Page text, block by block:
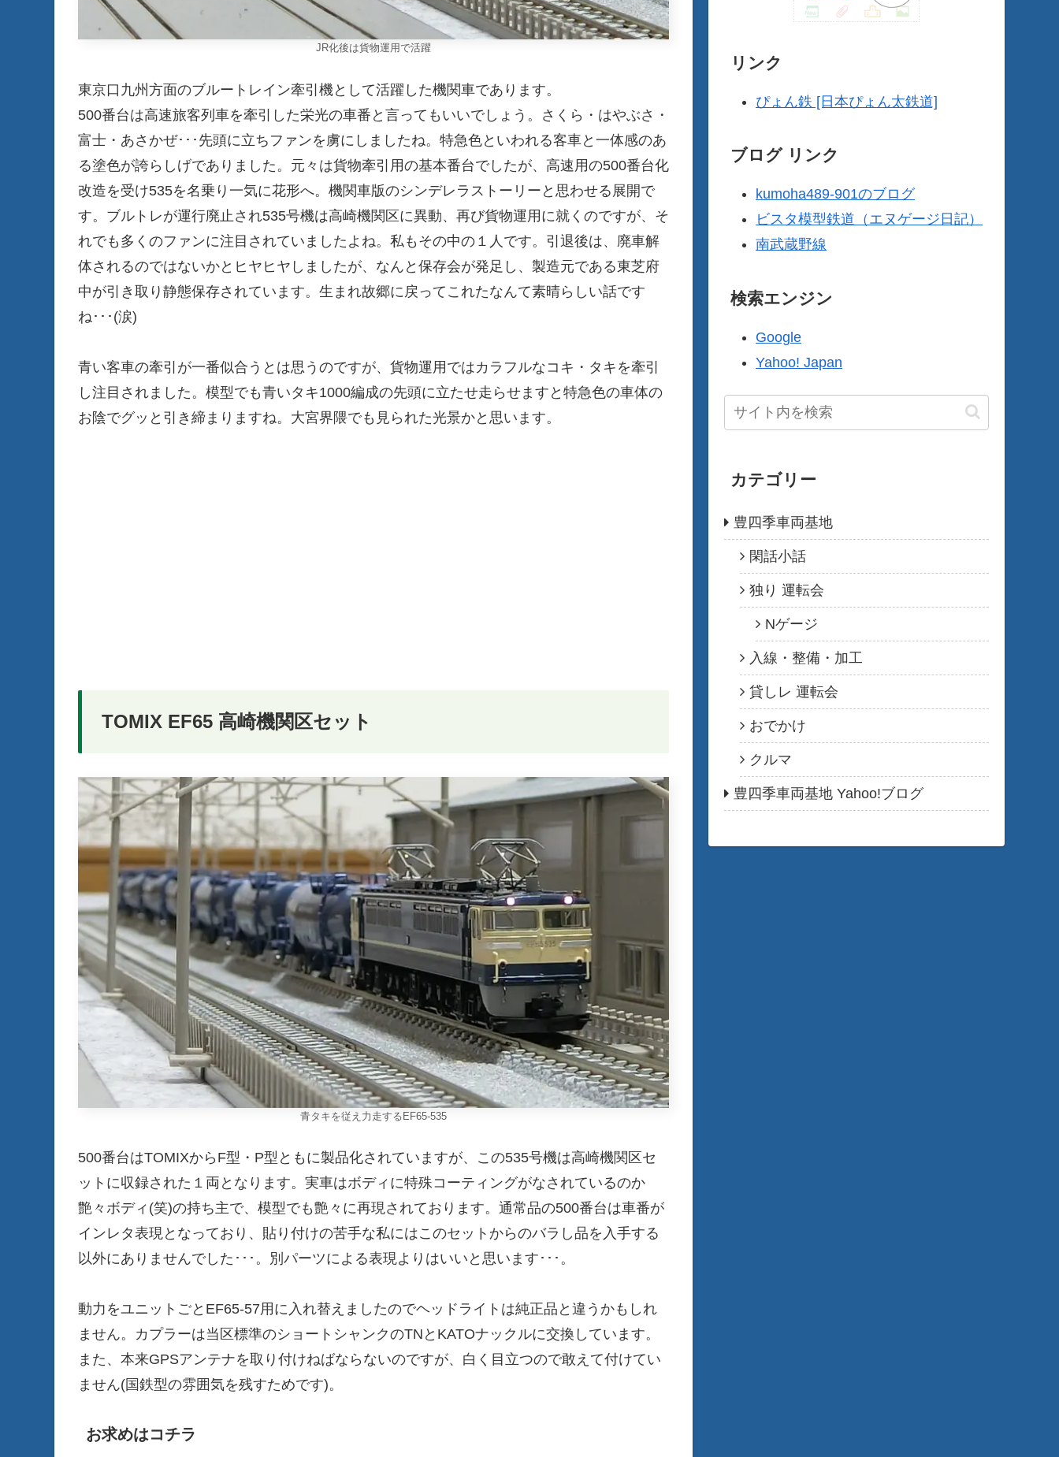
JR化後は貨物運用で活躍
東京口九州方面のブルートレイン牽引機として活躍した機関車であります。
500番台は高速旅客列車を牽引した栄光の車番と言ってもいいでしょう。さくら・はやぶさ・
富士・あさかぜ･･･先頭に立ちファンを虜にしましたね。特急色といわれる客車と一体感のあ
る塗色が誇らしげでありました。元々は貨物牽引用の基本番台でしたが、高速用の500番台化
改造を受け535を名乗り一気に花形へ。機関車版のシンデレラストーリーと思わせる展開で
す。ブルトレが運行廃止され535号機は高崎機関区に異動、再び貨物運用に就くのですが、そ
れでも多くのファンに注目されていましたよね。私もその中の１人です。引退後は、廃車解
体されるのではないかとヒヤヒヤしましたが、なんと保存会が発足し、製造元である東芝府
中が引き取り静態保存されています。生まれ故郷に戻ってこれたなんて素晴らしい話です
ね･･･(涙)
青い客車の牽引が一番似合うとは思うのですが、貨物運用ではカラフルなコキ・タキを牽引
し注目されました。模型でも青いタキ1000編成の先頭に立たせ走らせますと特急色の車体の
お陰でグッと引き締まりますね。大宮界隈でも見られた光景かと思います。
TOMIX EF65 高崎機関区セット
青タキを従え力走するEF65-535
500番台はTOMIXからF型・P型ともに製品化されていますが、この535号機は高崎機関区セ
ットに収録された１両となります。実車はボディに特殊コーティングがなされているのか
艶々ボディ(笑)の持ち主で、模型でも艶々に再現されております。通常品の500番台は車番が
インレタ表現となっており、貼り付けの苦手な私にはこのセットからのバラし品を入手する
以外にありませんでした･･･。別パーツによる表現よりはいいと思います･･･。
動力をユニットごとEF65-57用に入れ替えましたのでヘッドライトは純正品と違うかもしれ
ません。カプラーは当区標準のショートシャンクのTNとKATOナックルに交換しています。
また、本来GPSアンテナを取り付けねばならないのですが、白く目立つので敢えて付けてい
ません(国鉄型の雰囲気を残すためです)。
お求めはコチラ
リンク
ぴょん鉄 [日本ぴょん太鉄道]
ブログ リンク
kumoha489-901のブログ
ビスタ模型鉄道（エヌゲージ日記）
南武蔵野線
検索エンジン
Google
Yahoo! Japan
カテゴリー
豊四季車両基地
閑話小話
独り 運転会
Nゲージ
入線・整備・加工
貸しレ 運転会
おでかけ
クルマ
豊四季車両基地 Yahoo!ブログ